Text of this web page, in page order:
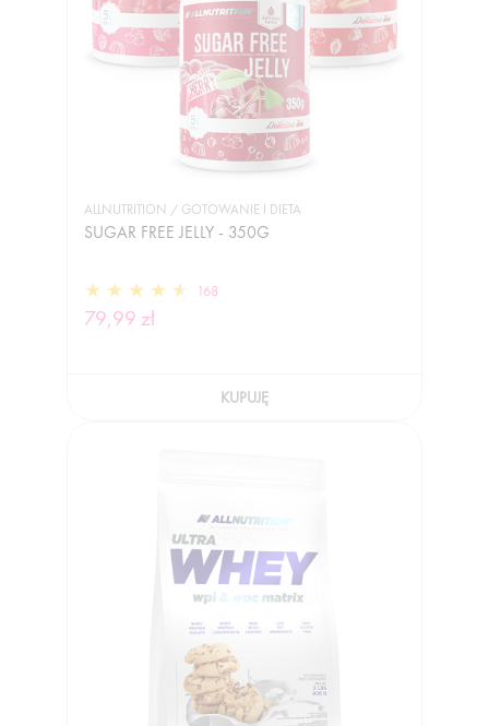
ALLNUTRITION / GOTOWANIE I DIETA
SUGAR FREE JELLY - 350G
168
79,99 zł
KUPUJĘ